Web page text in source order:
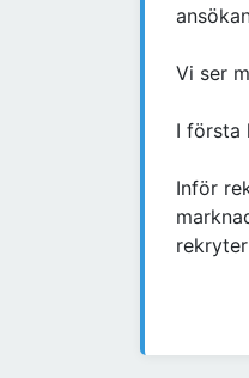
Vi ser
I första
Inför